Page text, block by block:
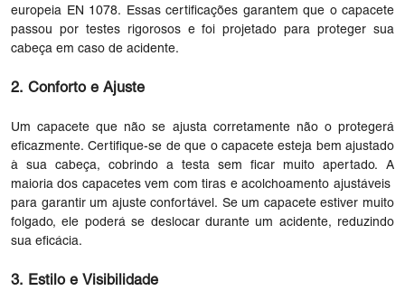
europeia EN 1078. Essas certificações garantem que o capacete
passou por testes rigorosos e foi projetado para proteger sua
cabeça em caso de acidente.
2. Conforto e Ajuste
Um capacete que não se ajusta corretamente não o protegerá
eficazmente. Certifique-se de que o capacete esteja bem ajustado
à sua cabeça, cobrindo a testa sem ficar muito apertado. A
maioria dos capacetes vem com tiras e acolchoamento ajustáveis ​​
para garantir um ajuste confortável. Se um capacete estiver muito
folgado, ele poderá se deslocar durante um acidente, reduzindo
sua eficácia.
3. Estilo e Visibilidade